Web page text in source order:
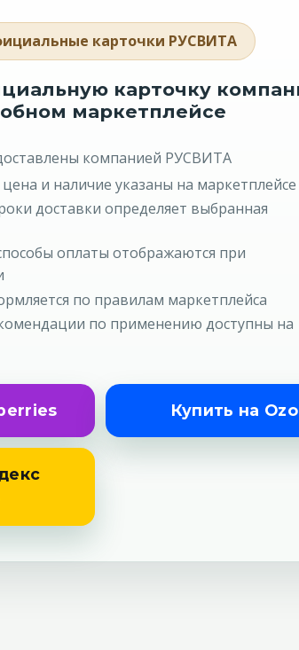
карточки РУСВИТА
карточку
маркетплейсе
компанией РУСВИТА
и наличие указаны на маркетплейсе
доставки определяет выбранная
оплаты отображаются при
по правилам маркетплейса
по применению доступны на
Купить на